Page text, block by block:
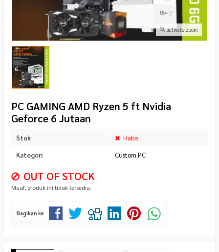
activate zoom
PC GAMING AMD Ryzen 5 ft Nvidia
Geforce 6 Jutaan
Stok Habis
Kategori Custom PC
OUT OF STOCK
Maaf, produk ini tidak tersedia.
Bagikan ke